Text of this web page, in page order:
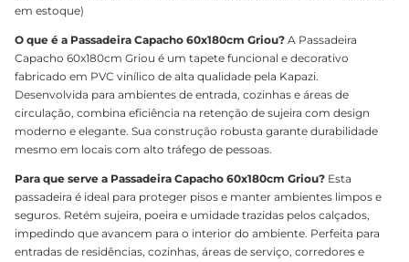
em estoque)
O que é a Passadeira Capacho 60x180cm Griou? A Passadeira
Capacho 60x180cm Griou é um tapete funcional e decorativo
fabricado em PVC vinílico de alta qualidade pela Kapazi.
Desenvolvida para ambientes de entrada, cozinhas e áreas de
circulação, combina eficiência na retenção de sujeira com design
moderno e elegante. Sua construção robusta garante durabilidade
mesmo em locais com alto tráfego de pessoas.
Para que serve a Passadeira Capacho 60x180cm Griou? Esta
passadeira é ideal para proteger pisos e manter ambientes limpos e
seguros. Retém sujeira, poeira e umidade trazidas pelos calçados,
impedindo que avancem para o interior do ambiente. Perfeita para
entradas de residências, cozinhas, áreas de serviço, corredores e